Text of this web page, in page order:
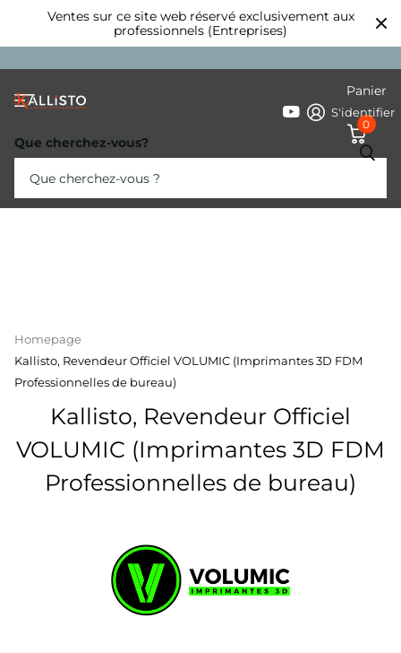
Ventes sur ce site web réservé exclusivement aux
professionnels (Entreprises)
Que cherchez-vous?
S'identifier
Panier
0
Homepage
Kallisto, Revendeur Officiel VOLUMIC (Imprimantes 3D FDM
Professionnelles de bureau)
Kallisto, Revendeur Officiel
VOLUMIC (Imprimantes 3D FDM
Professionnelles de bureau)